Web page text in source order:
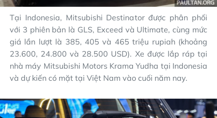
Tại Indonesia, Mitsubishi Destinator được phân phối
với 3 phiên bản là GLS, Exceed và Ultimate, cùng mức
giá lần lượt là 385, 405 và 465 triệu rupiah (khoảng
23.600, 24.800 và 28.500 USD). Xe được lắp ráp tại
nhà máy Mitsubishi Motors Krama Yudha tại Indonesia
và dự kiến có mặt tại Việt Nam vào cuối năm nay.